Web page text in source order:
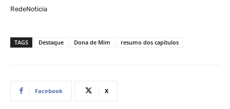
RedeNoticia
TAGS Destaque Dona de Mim resumo dos capítulos
Facebook X